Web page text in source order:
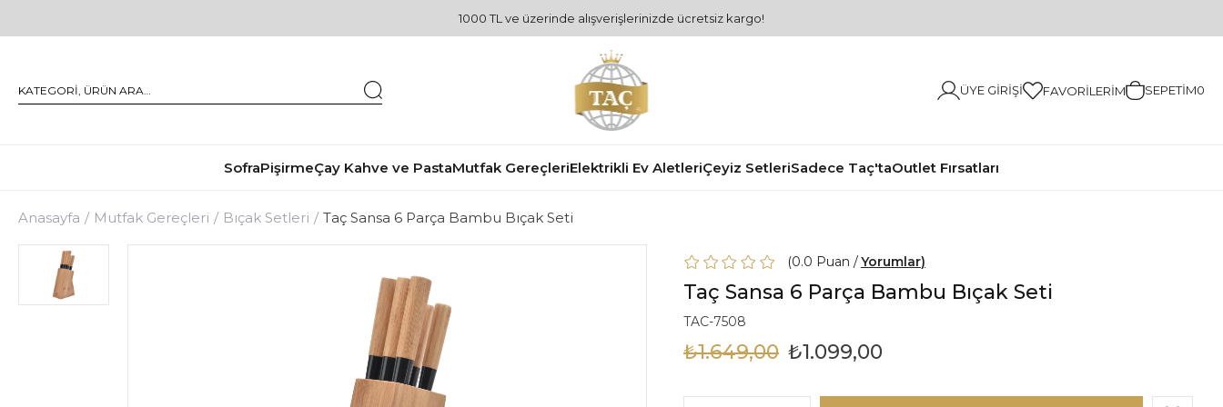
1000 TL ve üzerinde alışverişlerinizde ücretsiz kargo!
ÜYE GIRIŞI FAVORILERIM SEPETIM0
SofraPişirmeÇay Kahve ve PastaMutfak GereçleriElektrikli Ev AletleriÇeyiz SetleriSadece Taç'taOutlet Fırsatları
Anasayfa Mutfak Gereçleri Bıçak Setleri Taç Sansa 6 Parça Bambu Bıçak Seti
0.0 Yorumlar
Taç Sansa 6 Parça Bambu Bıçak Seti
TAC-7508
₺1.649,00 ₺1.099,00